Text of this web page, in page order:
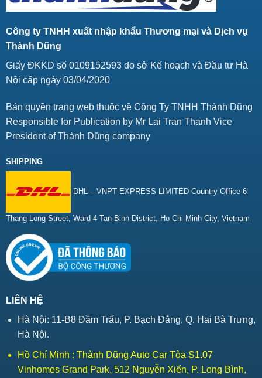
Công ty TNHH xuất nhập khẩu Thương mại và Dịch vụ
Thành Dũng
Giấy ĐKKD số 0109152593 do sở Kế hoạch và Đầu tư Hà
Nội cấp ngày 03/04/2020
Bản quyền trang web thuộc về Công Ty TNHH Thành Dũng
Responsible for Publication by Mr Lai Tran Thanh Vice
President of Thành Dũng company
SHIPPING
DHL – VNPT EXPRESS LIMITED Country Office 6
Thang Long Street, Ward 4 Tan Binh District, Ho Chi Minh City, Vietnam
LIÊN HỆ
Hà Nội: 11-B8 Đầm Trấu, P. Bạch Đằng, Q. Hai Bà Trưng,
Hà Nội.
Hồ Chí Minh : Thành Dũng Auto Car Tòa S1.07
Vinhomes Grand Park, 512 Nguyễn Xiển, P. Long Bình,